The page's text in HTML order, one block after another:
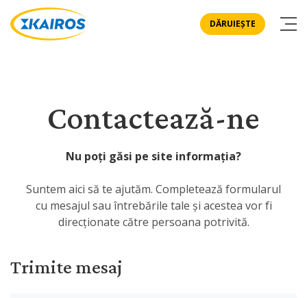
DĂRUIEȘTE
Contactează-ne
Nu poți găsi pe site informația?
Suntem aici să te ajutăm. Completează formularul
cu mesajul sau întrebările tale și acestea vor fi
direcționate către persoana potrivită.
Trimite mesaj